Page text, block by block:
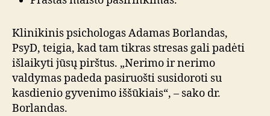
Klinikinis psichologas Adamas Borlandas,
PsyD, teigia, kad tam tikras stresas gali padėti
išlaikyti jūsų pirštus. „Nerimo ir nerimo
valdymas padeda pasiruošti susidoroti su
kasdienio gyvenimo iššūkiais“, – sako dr.
Borlandas.